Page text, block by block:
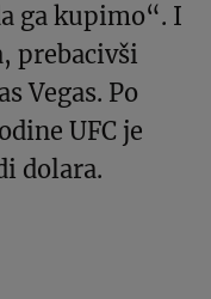
ga kupimo“. I
prebacivši
Vegas. Po
UFC je
dolara.